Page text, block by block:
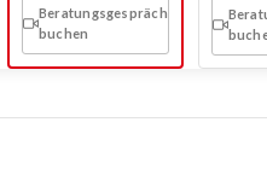
Beratungsgespräch
buchen